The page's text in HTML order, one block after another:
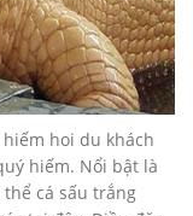
hoi du khách
hiếm. Nổi bật là
thể cá sấu trắng